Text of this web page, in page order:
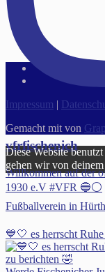
vfrfischenich
Willkommen auf der
1930 e.V #VFR 🔵⚪️
Fußballverein in
💙🤍 es herrscht
Impressum |
Gemacht mitvon
Diese Website
gehen wir von